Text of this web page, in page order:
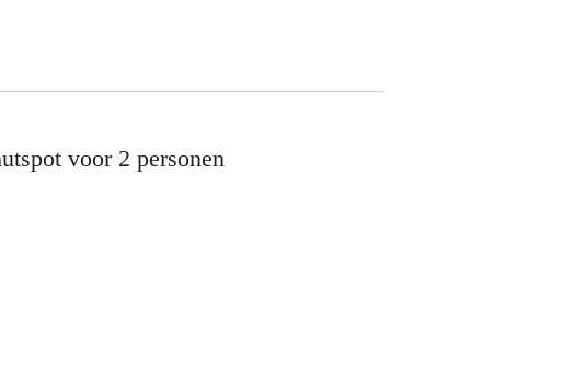
voor 2 personen